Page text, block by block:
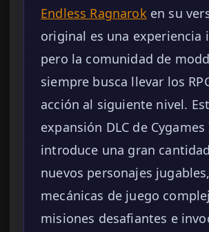
Endless Ragnaroken su
original es una experiencia
pero la comunidad de
siempre busca llevar los
acción al siguiente nivel.
expansión DLC de Cygames
introduce una gran
nuevos personajes jugables,
mecánicas de juego
misiones desafiantes e